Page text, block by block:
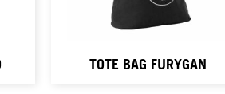
TOTE BAG FURYGAN